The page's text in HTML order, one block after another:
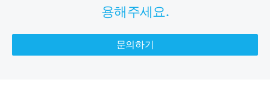
용해주세요.
문의하기